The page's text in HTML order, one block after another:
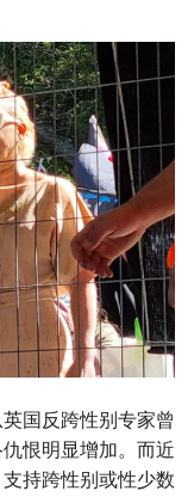
国反跨性别专家曾
恨明显增加。而近
持跨性别或性少数